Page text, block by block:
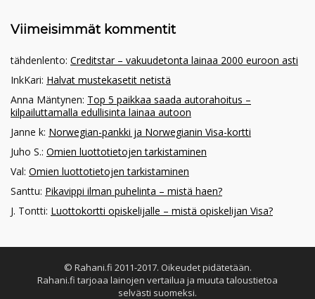
Viimeisimmät kommentit
tähdenlento: Creditstar – vakuudetonta lainaa 2000 euroon asti
InkKari: Halvat mustekasetit netistä
Anna Mäntynen: Top 5 paikkaa saada autorahoitus –
kilpailuttamalla edullisinta lainaa autoon
Janne k: Norwegian-pankki ja Norwegianin Visa-kortti
Juho S.: Omien luottotietojen tarkistaminen
Val: Omien luottotietojen tarkistaminen
Santtu: Pikavippi ilman puhelinta – mistä haen?
J. Tontti: Luottokortti opiskelijalle – mistä opiskelijan Visa?
© Rahani.fi 2011-2017. Oikeudet pidätetään.
Rahani.fi tarjoaa lainojen vertailua ja muuta taloustietoa
selvästi suomeksi.